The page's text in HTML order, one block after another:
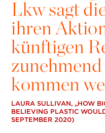
Lkw sagt
ihren
künftigen
kommen
LAURA SULLIVAN, „HOW
BELIEVING PLASTIC
SEPTEMBER 2020)